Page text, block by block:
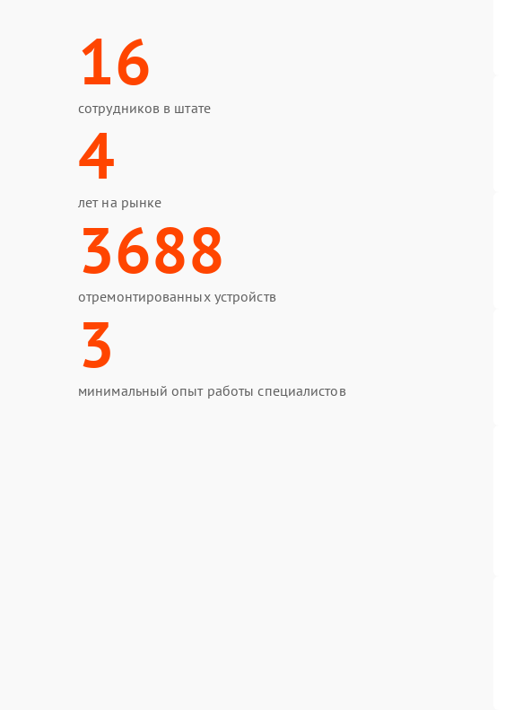
16
сотрудников в штате
4
лет на рынке
3688
отремонтированных устройств
3
минимальный опыт работы специалистов